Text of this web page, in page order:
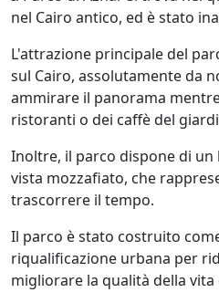
nel Cairo antico, ed è stato
L'attrazione principale del
sul Cairo, assolutamente da
ammirare il panorama
ristoranti o dei caffè del
Inoltre, il parco dispone di
vista mozzafiato, che
trascorrere il tempo.
Il parco è stato costruito
riqualificazione urbana per
migliorare la qualità della